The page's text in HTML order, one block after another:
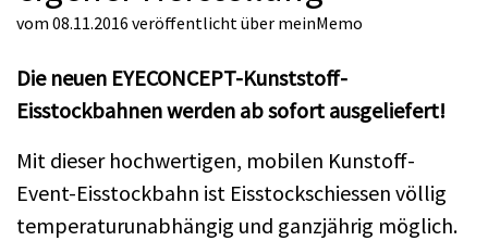
vom 08.11.2016 veröffentlicht über meinMemo
Die neuen EYECONCEPT-Kunststoff-
Eisstockbahnen werden ab sofort ausgeliefert!
Mit dieser hochwertigen, mobilen Kunstoff-
Event-Eisstockbahn ist Eisstockschiessen völlig
temperaturunabhängig und ganzjährig möglich.